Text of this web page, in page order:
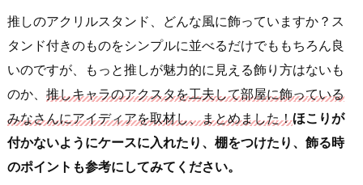
推しのアクリルスタンド、どんな風に飾っていますか？ス
タンド付きのものをシンプルに並べるだけでももちろん良
いのですが、もっと推しが魅力的に見える飾り方はないも
のか、 推しキャラのアクスタを工夫して部屋に飾っている
みなさんにアイディアを取材し、まとめました！ほこりが
付かないようにケースに入れたり、棚をつけたり、飾る時
のポイントも参考にしてみてください。